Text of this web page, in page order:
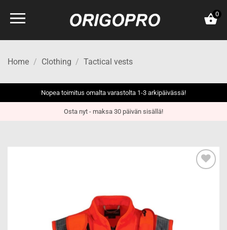
0
Home / Clothing / Tactical vests
Nopea toimitus omalta varastolta 1-3 arkipäivässä!
Osta nyt - maksa 30 päivän sisällä!